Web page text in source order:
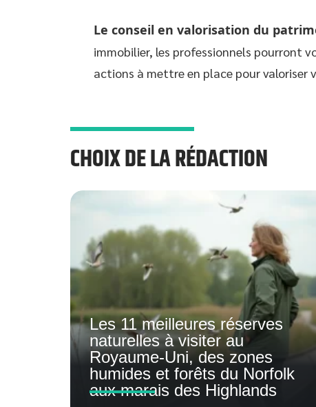
Le conseil en valorisation du
immobilier, les professionnels pourront
actions à mettre en place pour valoriser
CHOIX DE LA RÉDACTION
Les 11 meilleures réserves
naturelles à visiter au
Royaume-Uni, des zones
humides et forêts du Norfolk
aux marais des Highlands